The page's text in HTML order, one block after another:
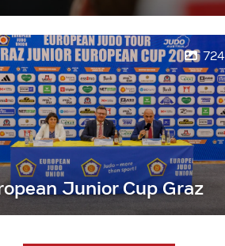
724
Junior Cup Graz